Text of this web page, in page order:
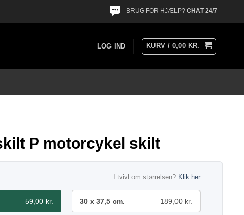
BRUG FOR HJÆLP? CHAT 24/7
LOG IND KURV / 0,00 KR.
P motorcykel skilt
I tvivl om størrelsen? Klik her
59,00 kr. 30 x 37,5 cm. 189,00 kr.